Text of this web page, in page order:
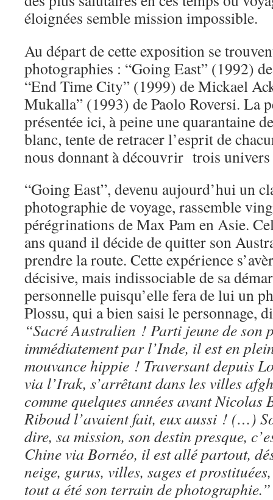
éloignées semble mission impossible.
Au départ de cette exposition se
photographies : “Going East” (1992)
“End Time City” (1999) de Mickael
Mukalla” (1993) de Paolo Roversi. La
présentée ici, à peine une quarantaine
blanc, tente de retracer l’esprit de
nous donnant à découvrir trois
“Going East”, devenu aujourd’hui un
photographie de voyage, rassemble
pérégrinations de Max Pam en Asie.
ans quand il décide de quitter son
prendre la route. Cette expérience
décisive, mais indissociable de sa
personnelle puisqu’elle fera de lui un
Plossu, qui a bien saisi le personnage,
“Sacré Australien ! Parti jeune de son
immédiatement par l’Inde, il est en
mouvance hippie ! Traversant depuis
via l’Irak, s’arrêtant dans les villes
comme quelques années avant Nicolas
Riboud l’avaient fait, eux aussi ! (…)
dire, sa mission, son destin presque,
Chine via Bornéo, il est allé partout,
neige, gurus, villes, sages et
tout a été son terrain de photographie.”